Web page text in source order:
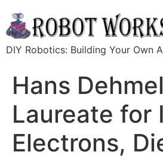
DIY Robotics: Building Your Own
Hans
Laureate for
Electrons,